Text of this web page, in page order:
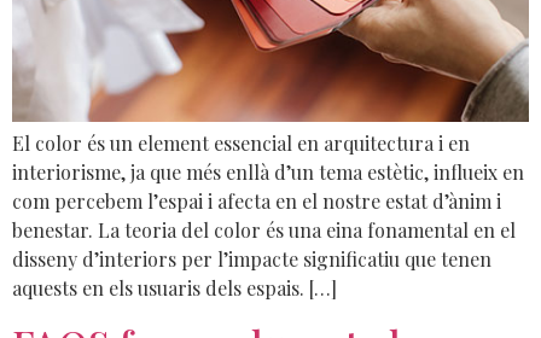
El color és un element essencial en arquitectura i en
interiorisme, ja que més enllà d’un tema estètic, influeix en
com percebem l’espai i afecta en el nostre estat d’ànim i
benestar. La teoria del color és una eina fonamental en el
disseny d’interiors per l’impacte significatiu que tenen
aquests en els usuaris dels espais. […]